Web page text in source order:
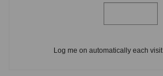
Log me on automatically each visit